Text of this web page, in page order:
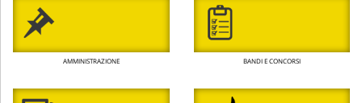
AMMINISTRAZIONE BANDI E CONCORSI